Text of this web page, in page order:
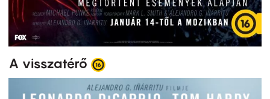
A visszatérő